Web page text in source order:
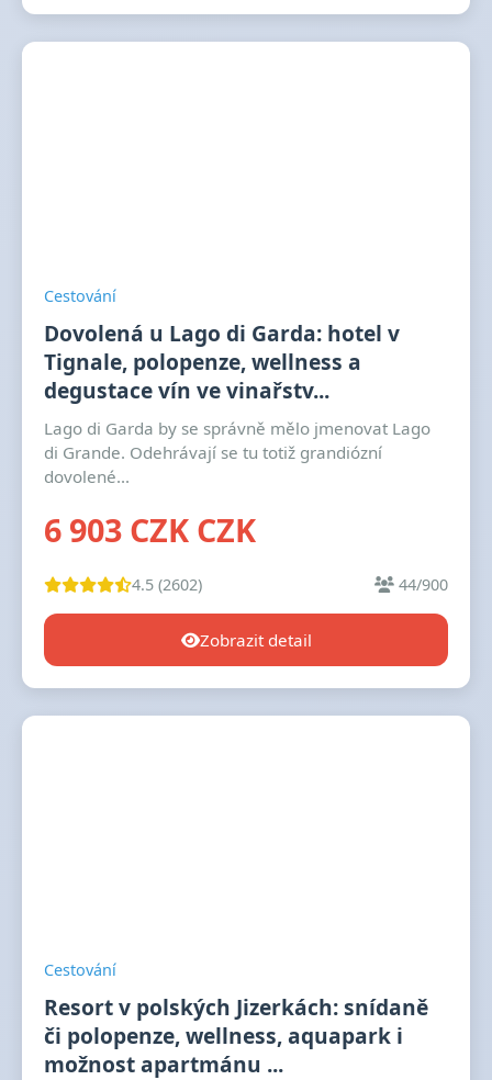
Cestování
Dovolená u Lago di Garda: hotel v
Tignale, polopenze, wellness a
degustace vín ve vinařstv...
Lago di Garda by se správně mělo jmenovat Lago
di Grande. Odehrávají se tu totiž grandiózní
dovolené...
6 903 CZK CZK
4.5 (2602) 44/900
Zobrazit detail
Cestování
Resort v polských Jizerkách: snídaně
či polopenze, wellness, aquapark i
možnost apartmánu ...